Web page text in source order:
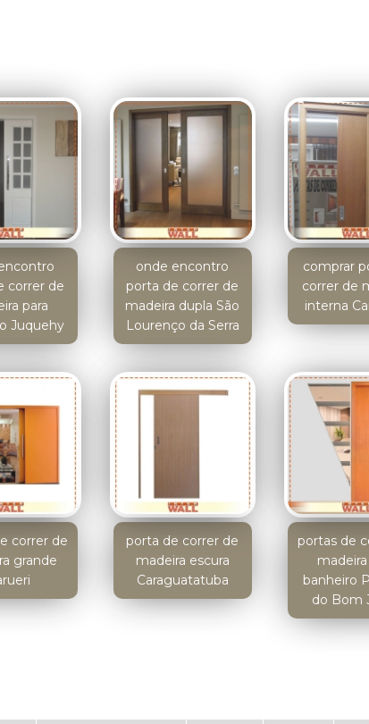
correr de
para
Juquehy
onde encontro
porta de correr de
madeira dupla São
Lourenço da Serra
comprar
correr de
interna
correr de
grande
porta de correr de
madeira escura
Caraguatatuba
portas de
banheiro
do Bom